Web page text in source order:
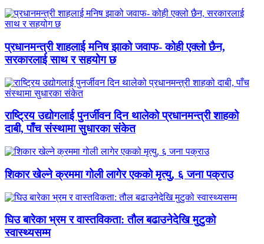
प्रधानमन्त्री शाहलाई मनिष झाको जवाफ- कोही एक्लो छैन,
सरकारलाई साथ र सहयोग छ
राष्ट्रिय उद्योगलाई पुनर्जीवन दिन थालेको प्रधानमन्त्री शाहको
दाबी, पाँच संस्थामा सुधारका संकेत
शिकार खेल्ने क्रममा गोली लागेर एकको मृत्यु, ६ जना पक्राउ
घिउ बारेका भ्रम र वास्तविकता: तौल बढाउनेदेखि मुटुको
स्वास्थ्यसम्म